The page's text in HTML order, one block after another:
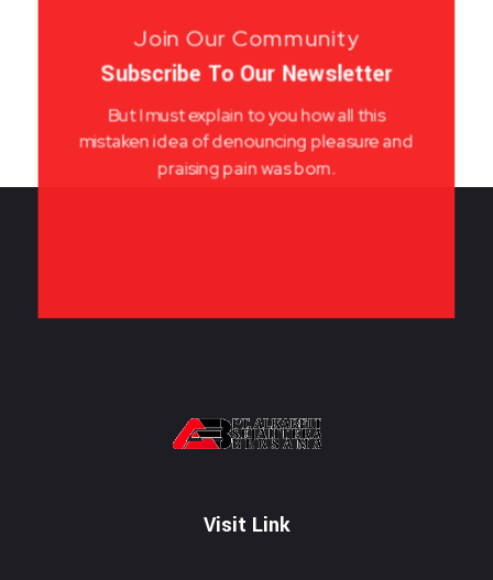
Join Our Community
Subscribe To Our Newsletter
But I must explain to you how all this
mistaken idea of denouncing pleasure and
praising pain was born.
Visit Link